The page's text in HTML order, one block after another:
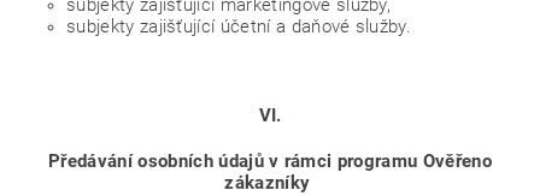
subjekty zajišťující marketingové služby,
subjekty zajišťující účetní a daňové služby.
VI.
Předávání osobních údajů v rámci programu Ověřeno
zákazníky